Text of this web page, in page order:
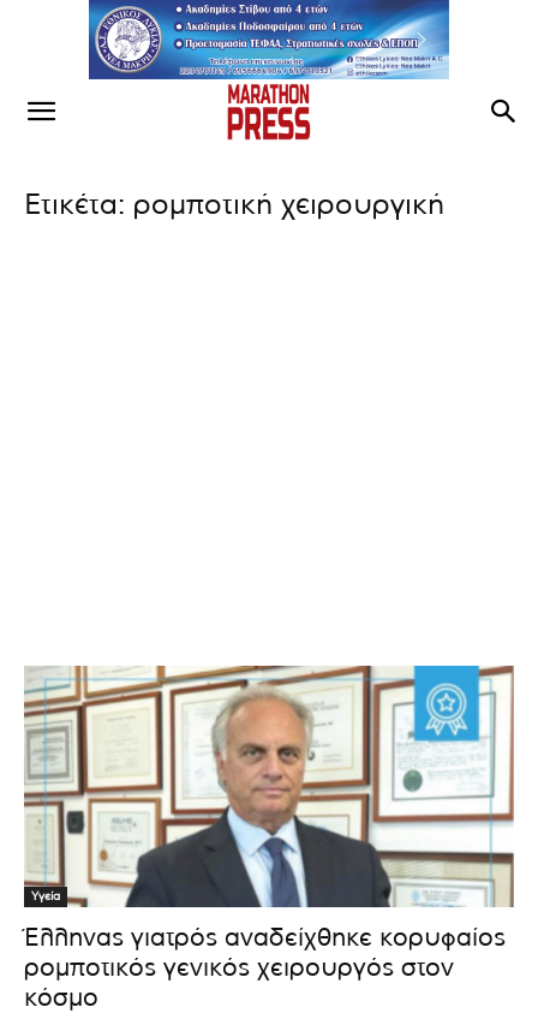
Ετικέτα: ρομποτική χειρουργική
Υγεία
Έλληνας γιατρός αναδείχθηκε κορυφαίος
ρομποτικός γενικός χειρουργός στον
κόσμο